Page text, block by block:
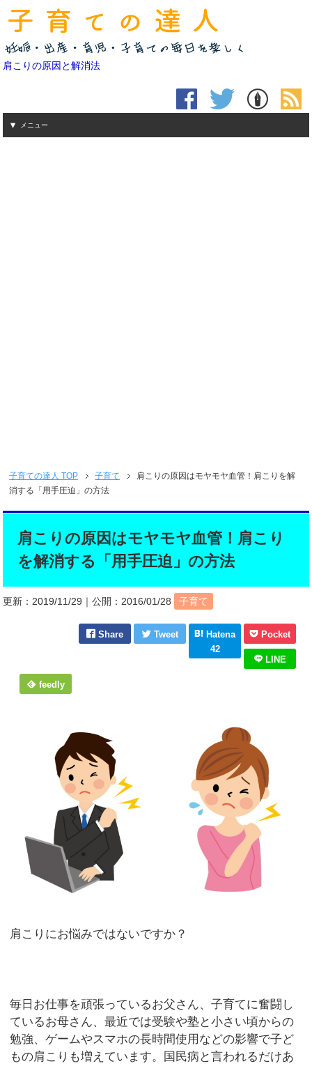
肩こりの原因と解消法
メニュー
子育ての達人 TOP 子育て
肩こりの原因はモヤモヤ血管！肩こりを解
消する「用手圧迫」の方法
肩こりの原因はモヤモヤ血管！肩こり
を解消する「用手圧迫」の方法
更新：2019/11/29 ｜公開：2016/01/28 子育て
Share Tweet
Hatena
42
Pocket
LINE
feedly
肩こりにお悩みではないですか？
毎日お仕事を頑張っているお父さん、子育てに奮闘し
ているお母さん、最近では受験や塾と小さい頃からの
勉強、ゲームやスマホの長時間使用などの影響で子ど
もの肩こりも増えています。国民病と言われるだけあ